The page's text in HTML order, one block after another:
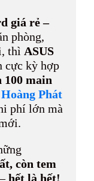
giá rẻ –
phòng,
thì ASUS
cực kỳ hợp
100 main
Phát
phí lớn mà
còn tem
hết là hết!